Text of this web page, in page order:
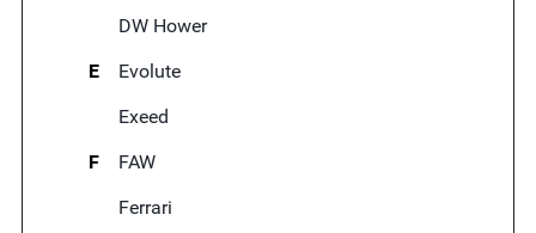
DW Hower
E
Evolute
Exeed
F
FAW
Ferrari